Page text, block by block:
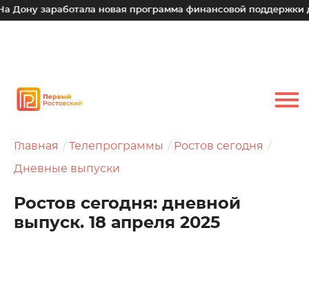
новая программа финансовой поддержки для
Главная Телепрограммы Ростов сегодня
Дневные выпуски
Ростов сегодня: дневной
выпуск. 18 апреля 2025